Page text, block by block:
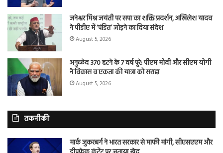
जनेश्वर मिश्र जयंती पर सपा का शक्ति प्रदर्शन, अखिलेश यादव
ने पीडीए में ‘पंडित’ जोड़ने का दिया संदेश
August 5, 2026
अनुच्छेद 370 हटने के 7 वर्ष पूरे: पीएम मोदी और सीएम योगी
ने विकास व एकता की यात्रा को सराहा
August 5, 2026
तकनीकी
मार्क जुकरबर्ग ने भारत सरकार से माफी मांगी, सीएसएएम और